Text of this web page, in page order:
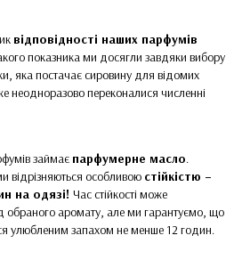
відповідності наших парфумів
показника ми досягли завдяки вибору
яка постачає сировину для відомих
неодноразово переконалися численні
займає парфумерне масло.
відрізняються особливою стійкістю –
на одязі! Час стійкості може
обраного аромату, але ми гарантуємо, що
улюбленим запахом не менше 12 годин.